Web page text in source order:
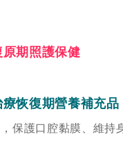
期照護保健
恢復期營養補充品
保護口腔黏膜、維